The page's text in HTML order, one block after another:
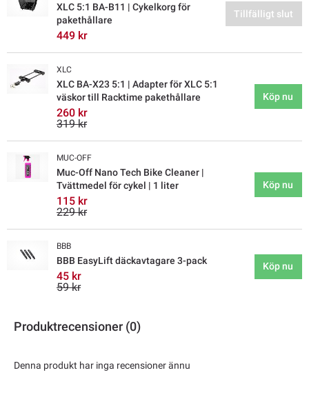
XLC 5:1 BA-B11 | Cykelkorg för
pakethållare
449 kr
Tillfälligt slut
XLC
XLC BA-X23 5:1 | Adapter för XLC 5:1
väskor till Racktime pakethållare
260 kr
319 kr
Köp nu
MUC-OFF
Muc-Off Nano Tech Bike Cleaner |
Tvättmedel för cykel | 1 liter
115 kr
229 kr
Köp nu
BBB
BBB EasyLift däckavtagare 3-pack
45 kr
59 kr
Köp nu
Produktrecensioner (0)
Denna produkt har inga recensioner ännu